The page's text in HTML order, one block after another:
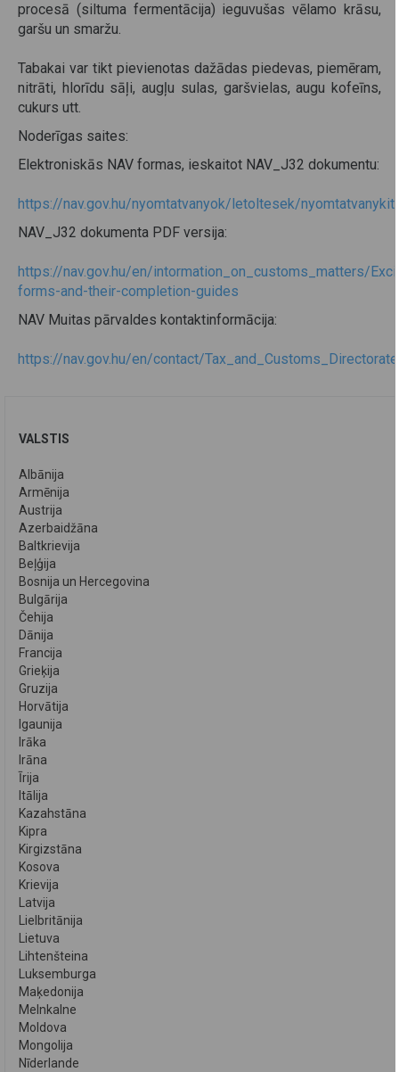
procesā (siltuma fermentācija) ieguvušas vēlamo krāsu,
garšu un smaržu.
Tabakai var tikt pievienotas dažādas piedevas, piemēram,
nitrāti, hlorīdu sāļi, augļu sulas, garšvielas, augu kofeīns,
cukurs utt.
Noderīgas saites:
Elektroniskās NAV formas, ieskaitot NAV_J32 dokumentu:
https://nav.gov.hu/nyomtatvanyok/letoltesek/
NAV_J32 dokumenta PDF versija:
https://nav.gov.hu/en/intormation_on_customs_matters/
forms-and-their-completion-guides
NAV Muitas pārvaldes kontaktinformācija:
https://nav.gov.hu/en/contact/
VALSTIS
Albānija
Armēnija
Austrija
Azerbaidžāna
Baltkrievija
Beļģija
Bosnija un Hercegovina
Bulgārija
Čehija
Dānija
Francija
Grieķija
Gruzija
Horvātija
Igaunija
Irāka
Irāna
Īrija
Itālija
Kazahstāna
Kipra
Kirgizstāna
Kosova
Krievija
Latvija
Lielbritānija
Lietuva
Lihtenšteina
Luksemburga
Maķedonija
Melnkalne
Moldova
Mongolija
Nīderlande